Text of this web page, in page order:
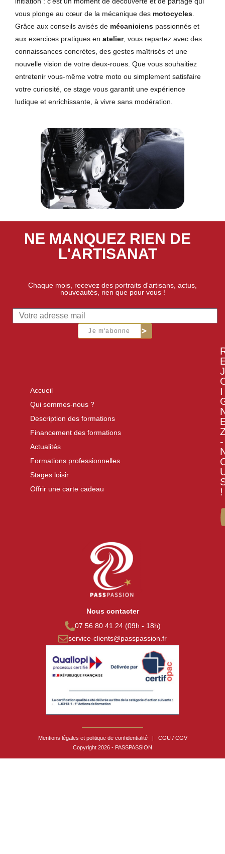
vous plonge au cœur de la mécanique des motocycles
Grâce aux conseils avisés de mécaniciens passionnés et
aux exercices pratiques en atelier, vous repartez avec des
connaissances concrètes, des gestes maîtrisés et une
nouvelle vision de votre deux-roues. Que vous souhaitiez
entretenir vous-même votre moto ou simplement satisfaire
votre curiosité, ce stage vous garantit une expérience
ludique et enrichissante, à vivre sans modération.
NE MANQUEZ RIEN DE
L'ARTISANAT
Chaque mois, recevez des portraits d'artisans, actus,
nouveautés, rien que pour vous !
Je m'abonne
Accueil
Qui sommes-nous ?
Description des formations
Financement des formations
Actualités
Formations professionnelles
Stages loisir
Offrir une carte cadeau
J
I
-
!
Nous contacter
07 56 80 41 24 (09h - 18h)
service-clients@passpassion.fr
Mentions légales et politique de confidentialité |
CGU / CGV
Copyright 2026 - PASSPASSION